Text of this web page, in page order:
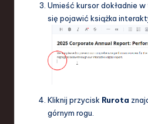
Umieść kursor dokładnie
się pojawić książka
Kliknij przycisk Rurota
górnym rogu.